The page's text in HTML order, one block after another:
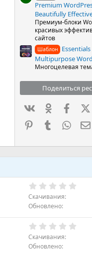
Premium
Beautifully
Премиум-блоки
красивых
сайтов
Шаблон
Multipurpose
Многоцелевая
Поделиться
Вконтакте
PinterestTumblr
в
Скачивания
Обновлено
Скачивания
Обновлено